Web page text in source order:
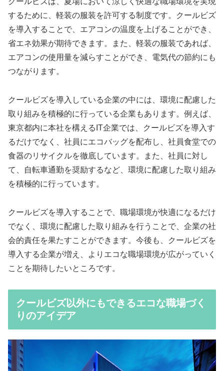
するために、軽装の服装を許可する制度です。クールビズ
を導入することで、エアコンの温度を上げることができ、
省エネ効果が期待できます。また、軽装の服装であれば、
エアコンの使用量を減らすことができ、電気代の節約にも
つながります。
クールビズを導入している企業の中には、環境に配慮した
取り組みを積極的に行っている企業もあります。例えば、
東京都内に本社を構えるIT企業では、クールビズを導入す
るだけでなく、社員にエコバッグを配布し、社員食堂での
食器のリサイクルを徹底しています。また、社員に対し
て、自転車通勤を奨励するなど、環境に配慮した取り組み
を積極的に行っています。
クールビズを導入することで、職場環境が快適になるだけ
でなく、環境に配慮した取り組みを行うことで、企業の社
会的責任を果たすことができます。今後も、クールビズを
導入する企業が増え、よりエコな職場環境が広がっていく
ことを期待したいところです。
クールビズ以外にもできるエコな職場づく
りのアイデア